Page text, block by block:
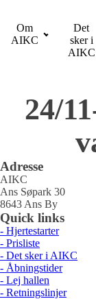
Om
AIKC
Det
sker i
AIKC
24/
Adresse
AIKC
Ans Søpark 30
8643 Ans By
Quick links
- Hjertestarter
- Prisliste
- Det sker i AIKC
- Åbningstider
- Lej hallen
- Retningslinjer